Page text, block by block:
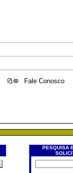
Fale Conosco
PESQUISA